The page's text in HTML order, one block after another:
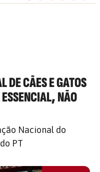
DE CÃES E GATOS
NÃO
Nacional do
PT